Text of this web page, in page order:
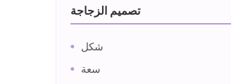
تصميم الزجاجة
• شكل
• سعة